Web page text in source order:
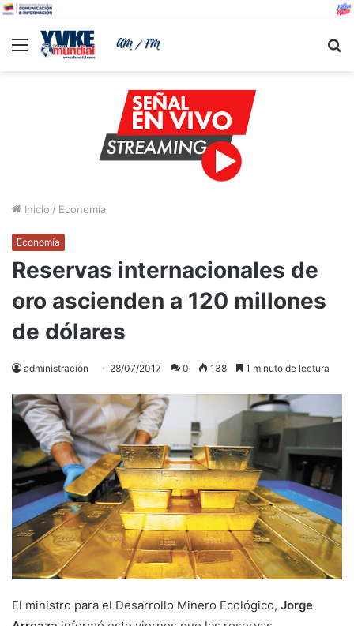
Menu
Inicio / Economía
Economía
Reservas internacionales de
oro ascienden a 120 millones
de dólares
administración 28/07/2017 0 138 1 minuto de lectura
El ministro para el Desarrollo Minero Ecológico, Jorge